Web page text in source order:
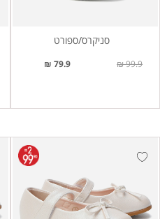
סניקרס/ספורט
79.9 ₪ 99.9 ₪